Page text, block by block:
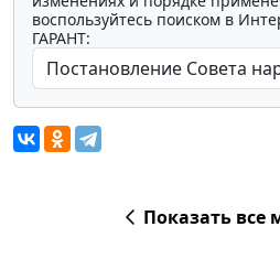
воспользуйтесь поиском в
ГАРАНТ:
Показать все